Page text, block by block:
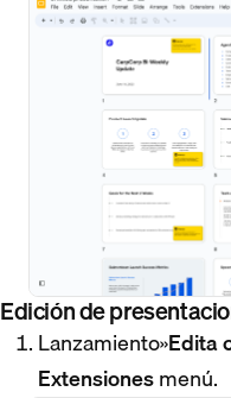
Edición de
Lanzamiento»Edita
Extensionesmenú.